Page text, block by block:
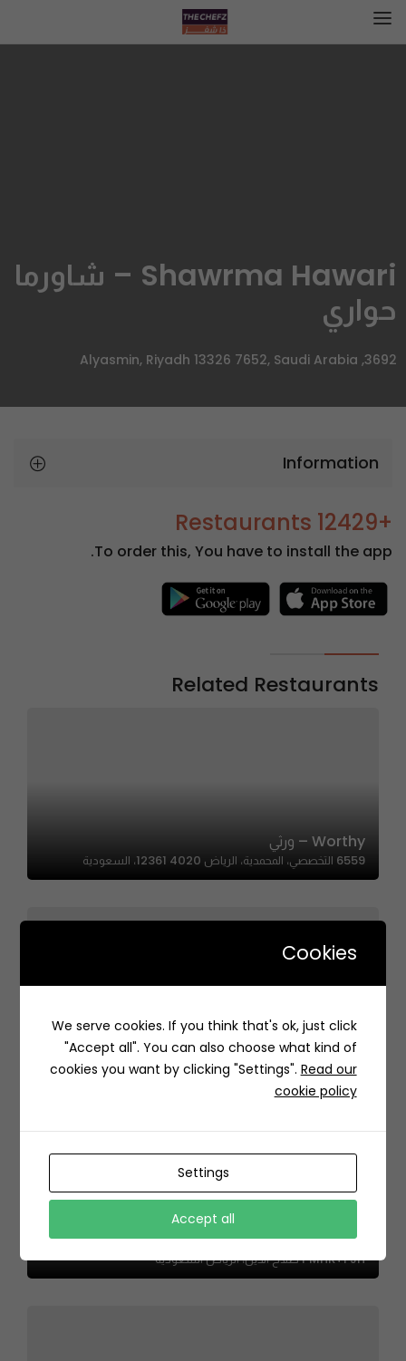
Shawrma Hawari – شاورما
حواري
3692, Alyasmin, Riyadh 13326 7652, Saudi Arabia
Information
+12429 Restaurants
To order this, You have to install the app.
Related Restaurants
Worthy – ورثي
6559 التخصصي، المحمدية، الرياض 12361 4020، السعودية
1kilo – 1كيلو
2952 طريق الامام سعود بن عبدالعزيز بن محمد الفرعي، الازدهار،
الرياض 12485 6110،، Al Izdihar, Riyadh 11564, Saudi Arabia
Cipriani Food | منتجات تشبرياني
PMHR+FJH صلاح الدين، الرياض السعودية
Cookies
We serve cookies. If you think that's ok, just click
"Accept all". You can also choose what kind of
cookies you want by clicking "Settings". Read our
cookie policy
Settings
Accept all